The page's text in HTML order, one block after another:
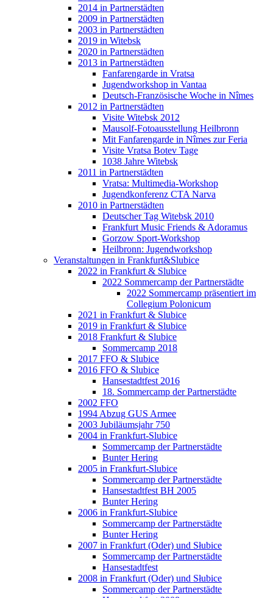
2014 in Partnerstädten
2009 in Partnerstädten
2003 in Partnerstädten
2019 in Witebsk
2020 in Partnerstädten
2013 in Partnerstädten
Fanfarengarde in Vratsa
Jugendworkshop in Vantaa
Deutsch-Französische Woche in Nîmes
2012 in Partnerstädten
Visite Witebsk 2012
Mausolf-Fotoausstellung Heilbronn
Mit Fanfarengarde in Nîmes zur Feria
Visite Vratsa Botev Tage
1038 Jahre Witebsk
2011 in Partnerstädten
Vratsa: Multimedia-Workshop
Jugendkonferenz CTA Narva
2010 in Partnerstädten
Deutscher Tag Witebsk 2010
Frankfurt Music Friends & Adoramus
Gorzow Sport-Workshop
Heilbronn: Jugendworkshop
Veranstaltungen in Frankfurt&Slubice
2022 in Frankfurt & Slubice
2022 Sommercamp der Partnerstädte
2022 Sommercamp präsentiert im
Collegium Polonicum
2021 in Frankfurt & Slubice
2019 in Frankfurt & Slubice
2018 Frankfurt & Slubice
Sommercamp 2018
2017 FFO & Slubice
2016 FFO & Slubice
Hansestadtfest 2016
18. Sommercamp der Partnerstädte
2002 FFO
1994 Abzug GUS Armee
2003 Jubiläumsjahr 750
2004 in Frankfurt-Slubice
Sommercamp der Partnerstädte
Bunter Hering
2005 in Frankfurt-Slubice
Sommercamp der Partnerstädte
Hansestadtfest BH 2005
Bunter Hering
2006 in Frankfurt-Slubice
Sommercamp der Partnerstädte
Bunter Hering
2007 in Frankfurt (Oder) und Słubice
Sommercamp der Partnerstädte
Hansestadtfest
2008 in Frankfurt (Oder) und Słubice
Sommercamp der Partnerstädte